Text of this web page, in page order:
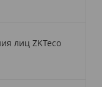
лиц ZKTeco